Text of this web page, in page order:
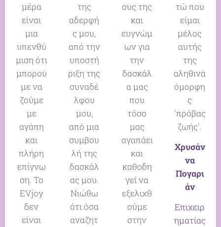
μέρα
είναι
μια
υπενθύ
μιση ότι
μπορού
με να
ζούμε
με
αγάπη
και
πλήρη
επίγνω
ση. Το
EVjoy
δεν
είναι
της
αδερφή
ς μου,
από την
υποστή
ριξη της
συναδέ
λφου
μου,
από μια
συμβου
λή της
δασκάλ
ας μου.
Νιώθω
ότι όσα
αναζητ
ους της
και
ευγνώμ
ων για
την
δασκάλ
α μας
που
τόσο
μας
αγαπάει
και
καθοδη
γεί να
εξελιχθ
ούμε
στην
τώ που
είμαι
μέλος
αυτής
της
αληθινά
όμορφη
ς
'πρόβας
ζωής'.
Χρυσάν
να
Πογαρι
άν
Επιχειρ
ηματίας